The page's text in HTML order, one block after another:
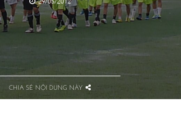
CHIA SẺ NỘI DUNG NÀY